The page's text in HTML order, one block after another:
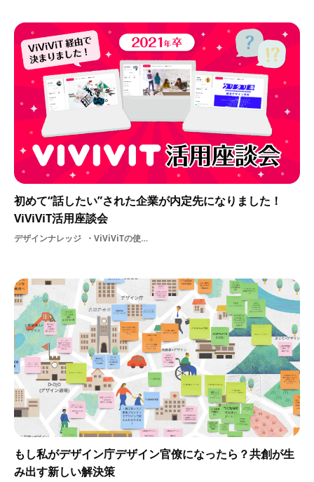
初めて“話したい”された企業が内定先になりました！
ViViViT活用座談会
デザインナレッジ ViViViTの使い方先輩の体験談
もし私がデザイン庁デザイン官僚になったら？共創が生
み出す新しい解決策